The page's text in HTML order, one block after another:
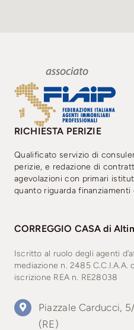
RICHIESTA PERIZIE
Qualificato servizio di
perizie, e redazione di
agevolazioni con primari
quanto riguarda finanziamenti
CORREGGIO CASA di
Iscritto al ruolo degli agenti
mediazione n. 2485 C.C.I.A.A.
iscrizione REA n. RE28038
Piazzale Carducci,
(RE)